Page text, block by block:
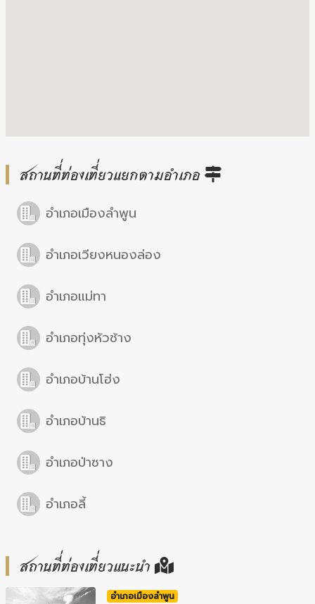
สถานที่ท่องเที่ยวแยกตามอำเภอ
อำเภอเมืองลำพูน
อำเภอเวียงหนองล่อง
อำเภอแม่ทา
อำเภอทุ่งหัวช้าง
อำเภอบ้านโฮ่ง
อำเภอบ้านธิ
อำเภอป่าซาง
อำเภอลี้
สถานที่ท่องเที่ยวแนะนำ
อำเภอเมืองลำพูน